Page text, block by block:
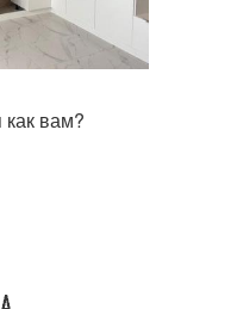
вам?